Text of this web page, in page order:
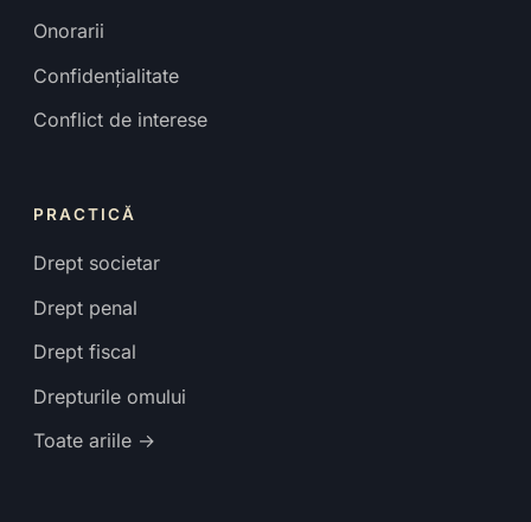
Onorarii
Confidențialitate
Conflict de interese
PRACTICĂ
Drept societar
Drept penal
Drept fiscal
Drepturile omului
Toate ariile →